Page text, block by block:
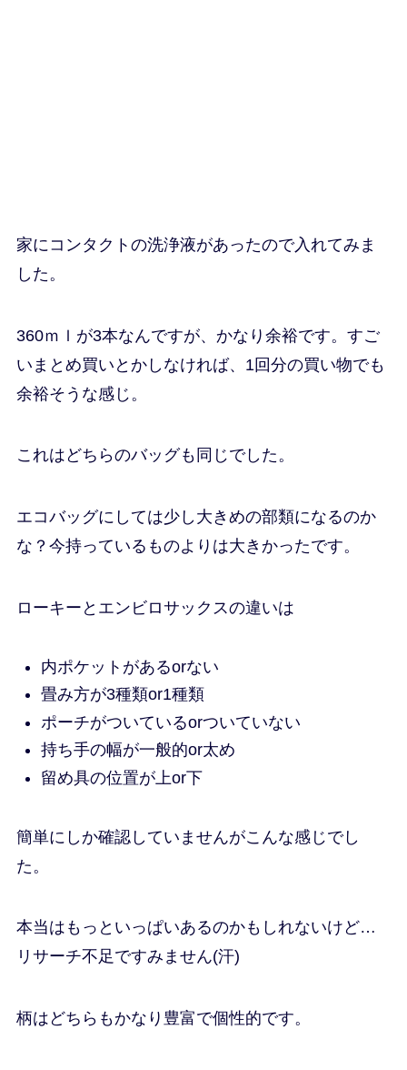
家にコンタクトの洗浄液があったので入れてみま
した。
360ｍｌが3本なんですが、かなり余裕です。すご
いまとめ買いとかしなければ、1回分の買い物でも
余裕そうな感じ。
これはどちらのバッグも同じでした。
エコバッグにしては少し大きめの部類になるのか
な？今持っているものよりは大きかったです。
ローキーとエンビロサックスの違いは
内ポケットがあるorない
畳み方が3種類or1種類
ポーチがついているorついていない
持ち手の幅が一般的or太め
留め具の位置が上or下
簡単にしか確認していませんがこんな感じでし
た。
本当はもっといっぱいあるのかもしれないけど…
リサーチ不足ですみません(汗)
柄はどちらもかなり豊富で個性的です。